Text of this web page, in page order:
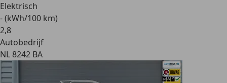
Elektrisch
- (kWh/100 km)
2,8
Autobedrijf
NL 8242 BA